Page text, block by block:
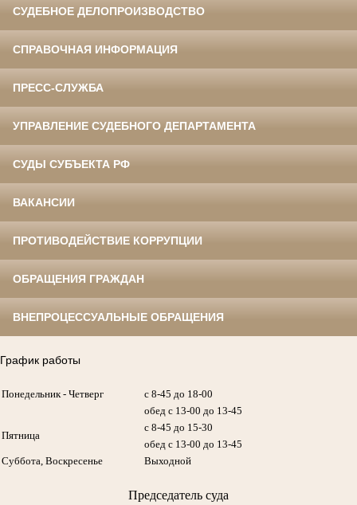
СУДЕБНОЕ ДЕЛОПРОИЗВОДСТВО
СПРАВОЧНАЯ ИНФОРМАЦИЯ
ПРЕСС-СЛУЖБА
УПРАВЛЕНИЕ СУДЕБНОГО ДЕПАРТАМЕНТА
СУДЫ СУБЪЕКТА РФ
ВАКАНСИИ
ПРОТИВОДЕЙСТВИЕ КОРРУПЦИИ
ОБРАЩЕНИЯ ГРАЖДАН
ВНЕПРОЦЕССУАЛЬНЫЕ ОБРАЩЕНИЯ
График работы
Понедельник - Четверг
с 8-45 до 18-00
обед с 13-00 до 13-45
Пятница
с 8-45 до 15-30
обед с 13-00 до 13-45
Суббота, Воскресенье
Выходной
Председатель суда